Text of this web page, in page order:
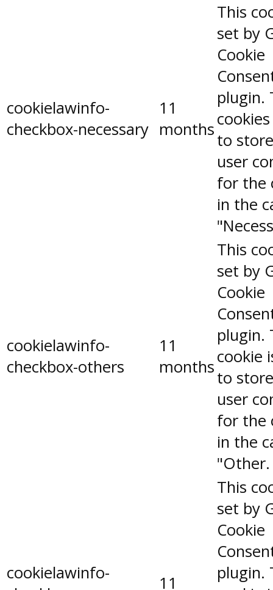
cookielawinfo-
checkbox-necessary
11
months
This
set by
Cookie
plugin.
to
user
for the
in the
cookielawinfo-
checkbox-others
11
months
This
set by
Cookie
plugin.
cookie
to
user
for the
in the
"Other.
cookielawinfo-
11
This
set by
Cookie
plugin.